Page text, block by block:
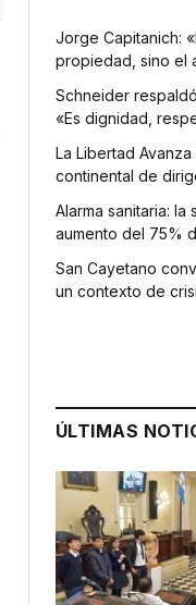
Jorge Capitanich:
propiedad, sino el
Schneider
«Es dignidad,
La Libertad
continental de
Alarma sanitaria: la
aumento del 75%
San Cayetano
un contexto de
ÚLTIMAS